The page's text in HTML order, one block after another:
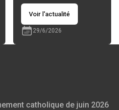
Voir l'actualité
29/6/2026
catholique de juin 2026